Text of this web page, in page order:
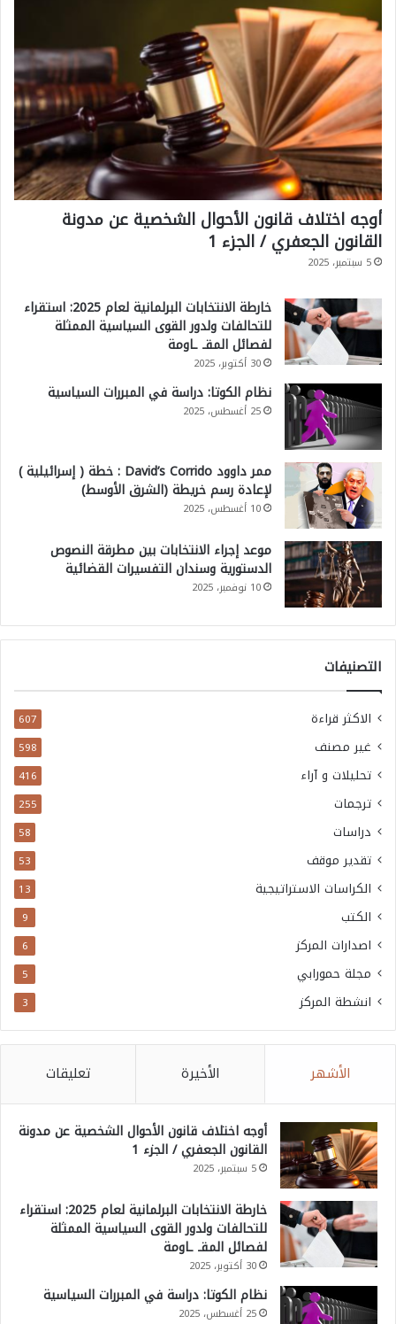
أوجه اختلاف قانون الأحوال الشخصية عن مدونة
القانون الجعفري / الجزء 1
5 سبتمبر، 2025
خارطة الانتخابات البرلمانية لعام 2025: استقراء
للتحالفات ولدور القوى السياسية الممثلة
لفصائل المقـ ـاومة
30 أكتوبر، 2025
نظام الكوتا: دراسة في المبررات السياسية
25 أغسطس، 2025
ممر داوود David’s Corrido : خطة ( إسرائيلية )
لإعادة رسم خريطة (الشرق الأوسط)
10 أغسطس، 2025
موعد إجراء الانتخابات بين مطرقة النصوص
الدستورية وسندان التفسيرات القضائية
10 نوفمبر، 2025
التصنيفات
الاكثر قراءة 607
غير مصنف 598
تحليلات و آراء 416
ترجمات 255
دراسات 58
تقدير موقف 53
الكراسات الاستراتيجية 13
الكتب 9
اصدارات المركز 6
مجلة حمورابي 5
انشطة المركز 3
الأشهر الأخيرة تعليقات
أوجه اختلاف قانون الأحوال الشخصية عن مدونة
القانون الجعفري / الجزء 1
5 سبتمبر، 2025
خارطة الانتخابات البرلمانية لعام 2025: استقراء
للتحالفات ولدور القوى السياسية الممثلة
لفصائل المقـ ـاومة
30 أكتوبر، 2025
نظام الكوتا: دراسة في المبررات السياسية
25 أغسطس، 2025